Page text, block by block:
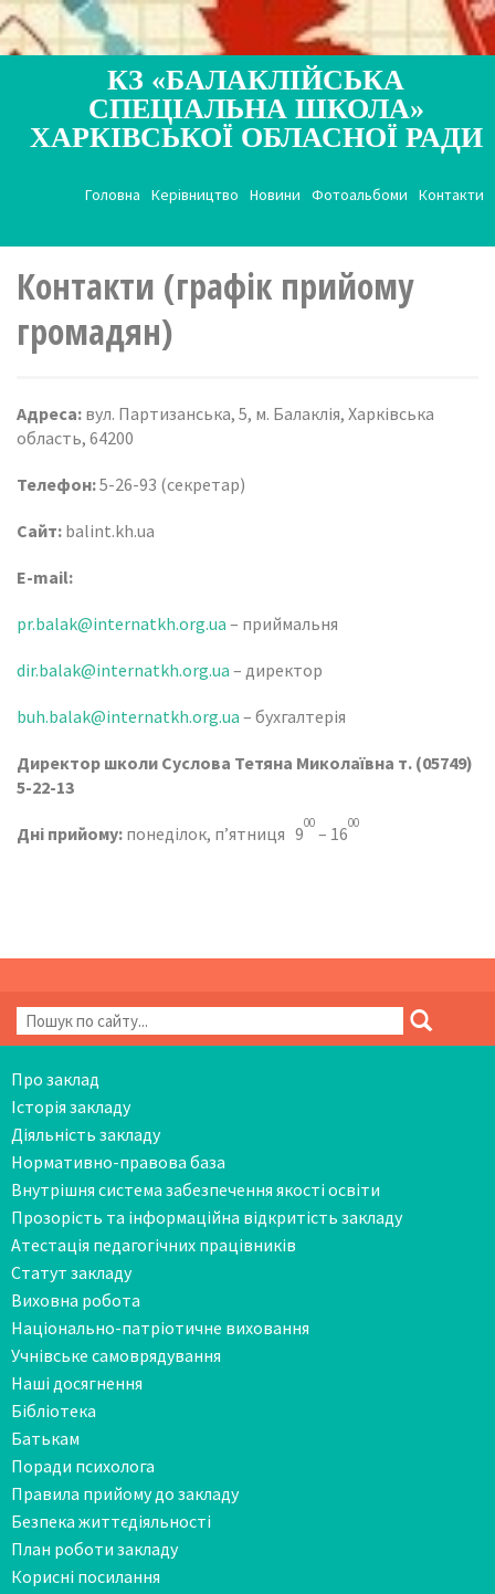
КЗ «БАЛАКЛІЙСЬКА
СПЕЦІАЛЬНА ШКОЛА»
ХАРКІВСЬКОЇ ОБЛАСНОЇ РАДИ
Головна Керівництво Новини Фотоальбоми Контакти
Контакти (графік прийому
громадян)
Адреса: вул. Партизанська, 5, м. Балаклія, Харківська
область, 64200
Телефон:5-26-93 (секретар)
Сайт: balint.kh.ua
E-mail:
pr.balak@internatkh.org.ua – приймальня
dir.balak@internatkh.org.ua – директор
buh.balak@internatkh.org.ua – бухгалтерія
Директор школи Суслова Тетяна Миколаївна т. (05749)
5-22-13
Дні прийому: понеділок, п’ятниця 900 – 1600
Про заклад
Історія закладу
Діяльність закладу
Нормативно-правова база
Внутрішня система забезпечення якості освіти
Прозорість та інформаційна відкритість закладу
Атестація педагогічних працівників
Статут закладу
Виховна робота
Національно-патріотичне виховання
Учнівське самоврядування
Наші досягнення
Бібліотека
Батькам
Поради психолога
Правила прийому до закладу
Безпека життєдіяльності
План роботи закладу
Корисні посилання